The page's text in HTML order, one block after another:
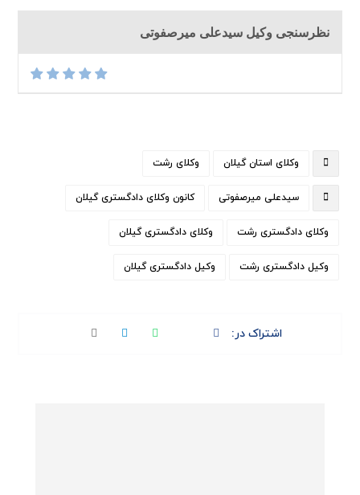
نظرسنجی وکیل سیدعلی میرصفوتی
وکلای استان گیلان وکلای رشت
سیدعلی میرصفوتی کانون وکلای دادگستری گیلان
وکلای دادگستری رشت وکلای دادگستری گیلان
وکیل دادگستری رشت وکیل دادگستری گیلان